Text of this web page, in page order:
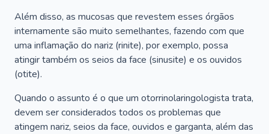
Além disso, as mucosas que revestem esses órgãos
internamente são muito semelhantes, fazendo com que
uma inflamação do nariz (rinite), por exemplo, possa
atingir também os seios da face (sinusite) e os ouvidos
(otite).
Quando o assunto é o que um otorrinolaringologista trata,
devem ser considerados todos os problemas que
atingem nariz, seios da face, ouvidos e garganta, além das